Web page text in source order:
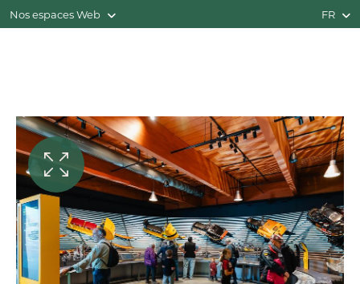
Nos espaces Web FR